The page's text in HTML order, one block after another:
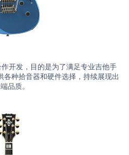
开发，目的是为了满足专业吉他手
种拾音器和硬件选择，持续展现出
品质。